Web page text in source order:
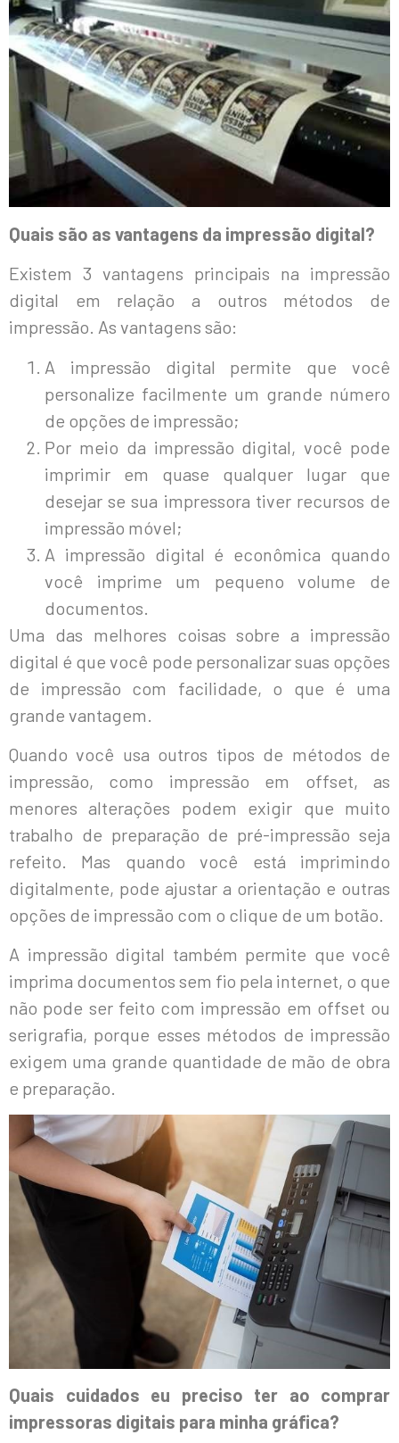
Quais são as vantagens da impressão digital?
Existem 3 vantagens principais na impressão
digital em relação a outros métodos de
impressão. As vantagens são:
A impressão digital permite que você
personalize facilmente um grande número
de opções de impressão;
Por meio da impressão digital, você pode
imprimir em quase qualquer lugar que
desejar se sua impressora tiver recursos de
impressão móvel;
A impressão digital é econômica quando
você imprime um pequeno volume de
documentos.
Uma das melhores coisas sobre a impressão
digital é que você pode personalizar suas opções
de impressão com facilidade, o que é uma
grande vantagem.
Quando você usa outros tipos de métodos de
impressão, como impressão em offset, as
menores alterações podem exigir que muito
trabalho de preparação de pré-impressão seja
refeito. Mas quando você está imprimindo
digitalmente, pode ajustar a orientação e outras
opções de impressão com o clique de um botão.
A impressão digital também permite que você
imprima documentos sem fio pela internet, o que
não pode ser feito com impressão em offset ou
serigrafia, porque esses métodos de impressão
exigem uma grande quantidade de mão de obra
e preparação.
Quais cuidados eu preciso ter ao comprar
impressoras digitais para minha gráfica?